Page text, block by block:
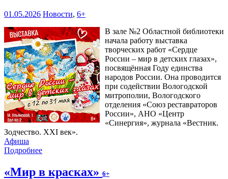
01.05.2026 Новости, 6+
В зале №2 Областной библиотеки
начала работу выставка
творческих работ «Сердце
России – мир в детских глазах»,
посвящённая Году единства
народов России. Она проводится
при содействии Вологодской
митрополии, Вологодского
отделения «Союз реставраторов
России», АНО «Центр
«Синергия», журнала «Вестник.
Зодчество. XXI век».
Афиша
Подробнее
«Мир в красках» 6+